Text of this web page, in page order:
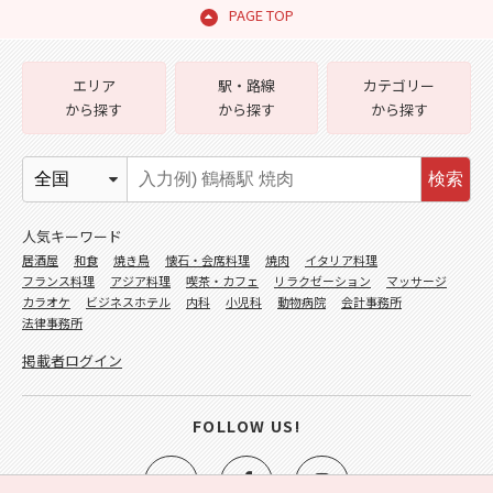
PAGE TOP
エリア
から探す
駅・路線
から探す
カテゴリー
から探す
検索
人気キーワード
居酒屋 和食 焼き鳥 懐石・会席料理 焼肉
イタリア料理
フランス料理
アジア料理 喫茶・カフェ リラクゼーション
マッサージ
カラオケ
ビジネスホテル 内科 小児科 動物病院
会計事務所
法律事務所
掲載者ログイン
FOLLOW US!